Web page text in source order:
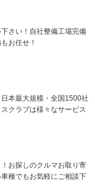
さい！自社整備工場完備
お任せ！
本最大規模・全国1500社
クラブは様々なサービス
お探しのクルマお取り寄
種でもお気軽にご相談下